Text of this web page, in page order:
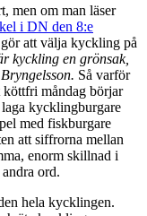
men om man läser
i DN den 8:e
att välja kyckling på
kyckling en grönsak,
Så varför
måndag börjar
kycklingburgare
med fiskburgare
att siffrorna mellan
enorm skillnad i
ord.
hela kycklingen.